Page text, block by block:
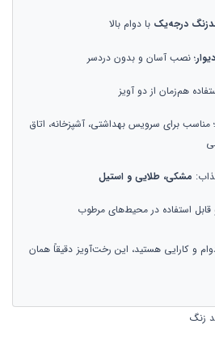
درجه‌یک با دوام بالا
؛ نصب آسان و بدون دردسر
هم‌زمان از دو آویز
؛ مناسب برای سرویس بهداشتی، آشپزخانه، اتاق
مشکی، طلایی و استیل
قابل استفاده در محیط‌های مرطوب
و کارایی هستید، این رخت‌آویز دقیقاً همان
زنگ